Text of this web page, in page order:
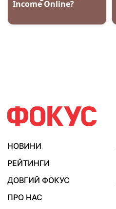
НОВИНИ
РЕЙТИНГИ
ДОВГИЙ ФОКУС
ПРО НАС